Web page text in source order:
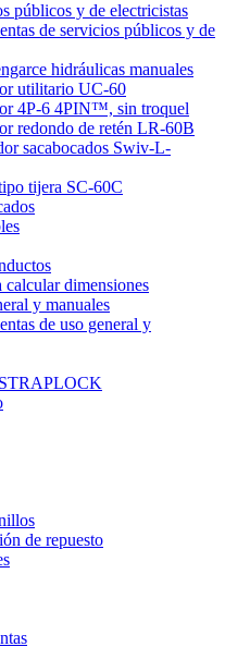
públicos y de electricistas
de servicios públicos y de
hidráulicas manuales
utilitario UC-60
4P-6 4PIN™, sin troquel
redondo de retén LR-60B
sacabocados Swiv-L-
tijera SC-60C
calcular dimensiones
y manuales
de uso general y
de repuesto